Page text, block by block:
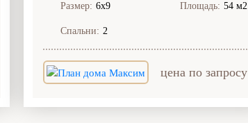
Размер: 6х9 Площадь: 54 м2
Спальни: 2
цена по запросу